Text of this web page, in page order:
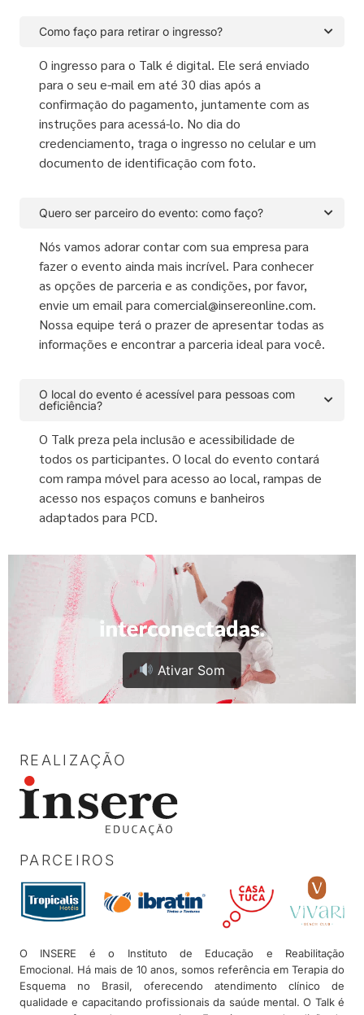
Como faço para retirar o ingresso?
O ingresso para o Talk é digital. Ele será enviado
para o seu e-mail em até 30 dias após a
confirmação do pagamento, juntamente com as
instruções para acessá-lo. No dia do
credenciamento, traga o ingresso no celular e um
documento de identificação com foto.
Quero ser parceiro do evento: como faço?
Nós vamos adorar contar com sua empresa para
fazer o evento ainda mais incrível. Para conhecer
as opções de parceria e as condições, por favor,
envie um email para comercial@insereonline.com.
Nossa equipe terá o prazer de apresentar todas as
informações e encontrar a parceria ideal para você.
O local do evento é acessível para pessoas com
deficiência?
O Talk preza pela inclusão e acessibilidade de
todos os participantes. O local do evento contará
com rampa móvel para acesso ao local, rampas de
acesso nos espaços comuns e banheiros
adaptados para PCD.
Ativar Som
REALIZAÇÃO
PARCEIROS
O INSERE é o Instituto de Educação e Reabilitação
Emocional. Há mais de 10 anos, somos referência em Terapia do
Esquema no Brasil, oferecendo atendimento clínico de
qualidade e capacitando profissionais da saúde mental. O Talk é